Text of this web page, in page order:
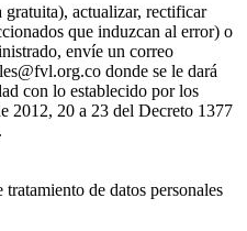
gratuita), actualizar, rectificar
que induzcan al error) o
envíe un correo
donde se le dará
con lo establecido por los
2012, 20 a 23 del Decreto 1377
de datos personales